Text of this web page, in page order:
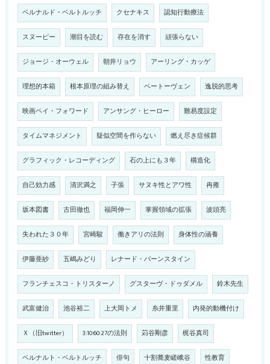
ベルナルド・ベルトルッチ クセナキス 認知行動療法
スヌーピー 潮目を読む 存在を消す 頑張らない
ジョージ・オーウェル 朝井リョウ アーリング・カッゲ
理想的本箱 根本原理の組み替え ベートーヴェン 逸脱的思考
映画ペイ・フォワード アンサング・ヒーロー 難易度設定
タイムマネジメント 疑似空間を作らない 燃え尽き症候群
グラフィック・レコーディング 石の上にも３年 構造化
自己効力感 清沢満之 子張 サヌキ性とアワ性 冉雍
坂本図書 古田徹也 福岡伸一 掌握領域の拡張 波頭亮
失われた３０年 宮崎駿 働きアリの法則 身体性の涵養
伊藤亜紗 五嶋みどり レナード・バーンスタイン
フランチェスコ・トリスターノ グスターヴ・ドゥダメル 鈴木先生
武富健治 池谷裕二 上大岡トメ 糸井重里 内発的動機付け
Ｘ（旧twitter） 3:10:60:27の法則 苅谷剛彦 梶谷真司
ベルナルト・ベルトルッチ 俳句 十割蕎麦嵯峨谷 性教育